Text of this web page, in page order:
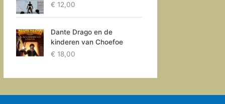
€ 12,00
Dante Drago en de
kinderen van Choefoe
€ 18,00